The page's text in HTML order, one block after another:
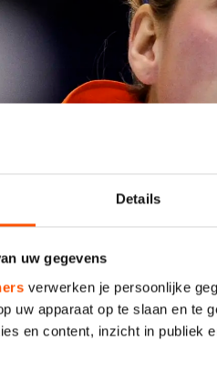
Details
uw gegevens
verwerken je persoonlijke
uw apparaat op te slaan en te
en content, inzicht in publiek